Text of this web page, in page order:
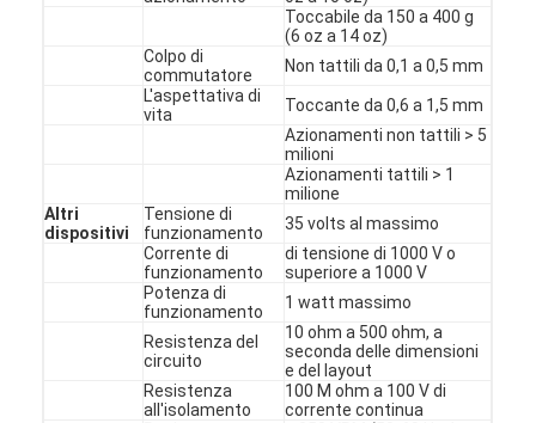
Toccabile da 150 a 400 g
(6 oz a 14 oz)
Colpo di
commutatore
Non tattili da 0,1 a 0,5 mm
L'aspettativa di
vita
Toccante da 0,6 a 1,5 mm
Azionamenti non tattili > 5
milioni
Azionamenti tattili > 1
milione
Altri
dispositivi
Tensione di
funzionamento
35 volts al massimo
Corrente di
funzionamento
di tensione di 1000 V o
superiore a 1000 V
Potenza di
funzionamento
1 watt massimo
Resistenza del
circuito
10 ohm a 500 ohm, a
seconda delle dimensioni
e del layout
Resistenza
all'isolamento
100 M ohm a 100 V di
corrente continua